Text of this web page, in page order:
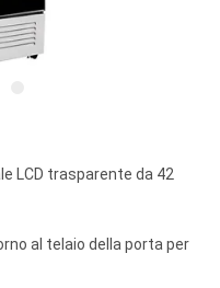
LCD trasparente da 42
al telaio della porta per